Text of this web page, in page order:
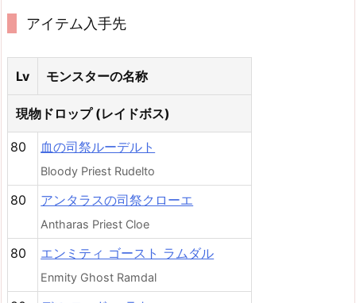
アイテム入手先
Lv モンスターの名称
現物ドロップ (レイドボス)
80 血の司祭ルーデルト
Bloody Priest Rudelto
80 アンタラスの司祭クローエ
Antharas Priest Cloe
80 エンミティ ゴースト ラムダル
Enmity Ghost Ramdal